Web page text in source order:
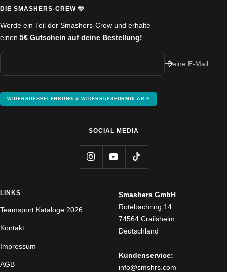
DIE SMASHERS-CREW 🩵
Werde ein Teil der Smashers-Crew und erhalte
einen 5€ Gutschein auf deine Bestellung!
Deine E-Mail
WIDERRUFSBELEHRUNG & WIDERRUFSFORMULAR
SOCIAL MEDIA
LINKS
Teamsport Kataloge 2026
Kontakt
Impressum
AGB
Smashers GmbH
Rotebachring 14
74564 Crailsheim
Deutschland
Kundenservice:
info@smshrs.com